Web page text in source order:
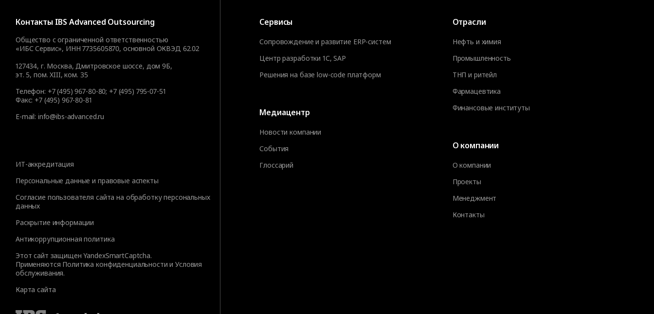
Контакты IBS Advanced Outsourcing
Общество с ограниченной ответственностью
«ИБС Сервис», ИНН 7735605870, основной ОКВЭД 62.02
127434, г. Москва, Дмитровское шоссе, дом 9Б,
эт. 5, пом. XIII, ком. 35
Телефон: +7 (495) 967-80-80; +7 (495) 795-07-51
Факс: +7 (495) 967-80-81
E-mail: info@ibs-advanced.ru
ИТ-аккредитация
Персональные данные и правовые аспекты
Согласие пользователя сайта на обработку персональных
данных
Раскрытие информации
Антикоррупционная политика
Этот сайт защищен YandexSmartCaptcha.
Применяются Политика конфиденциальности иУсловия
обслуживания.
Карта сайта
Сервисы
Сопровождение и развитие ERP-систем
Центр разработки 1С, SAP
Решения на базе low-code платформ
Медиацентр
Новости компании
События
Глоссарий
Отрасли
Нефть и химия
Промышленность
ТНП и ритейл
Фармацевтика
Финансовые институты
О компании
О компании
Проекты
Менеджмент
Контакты